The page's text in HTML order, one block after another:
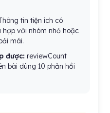
tin tiện ích có
hợp với nhóm nhỏ hoặc
mái.
được: reviewCount
bài dùng 10 phản hồi